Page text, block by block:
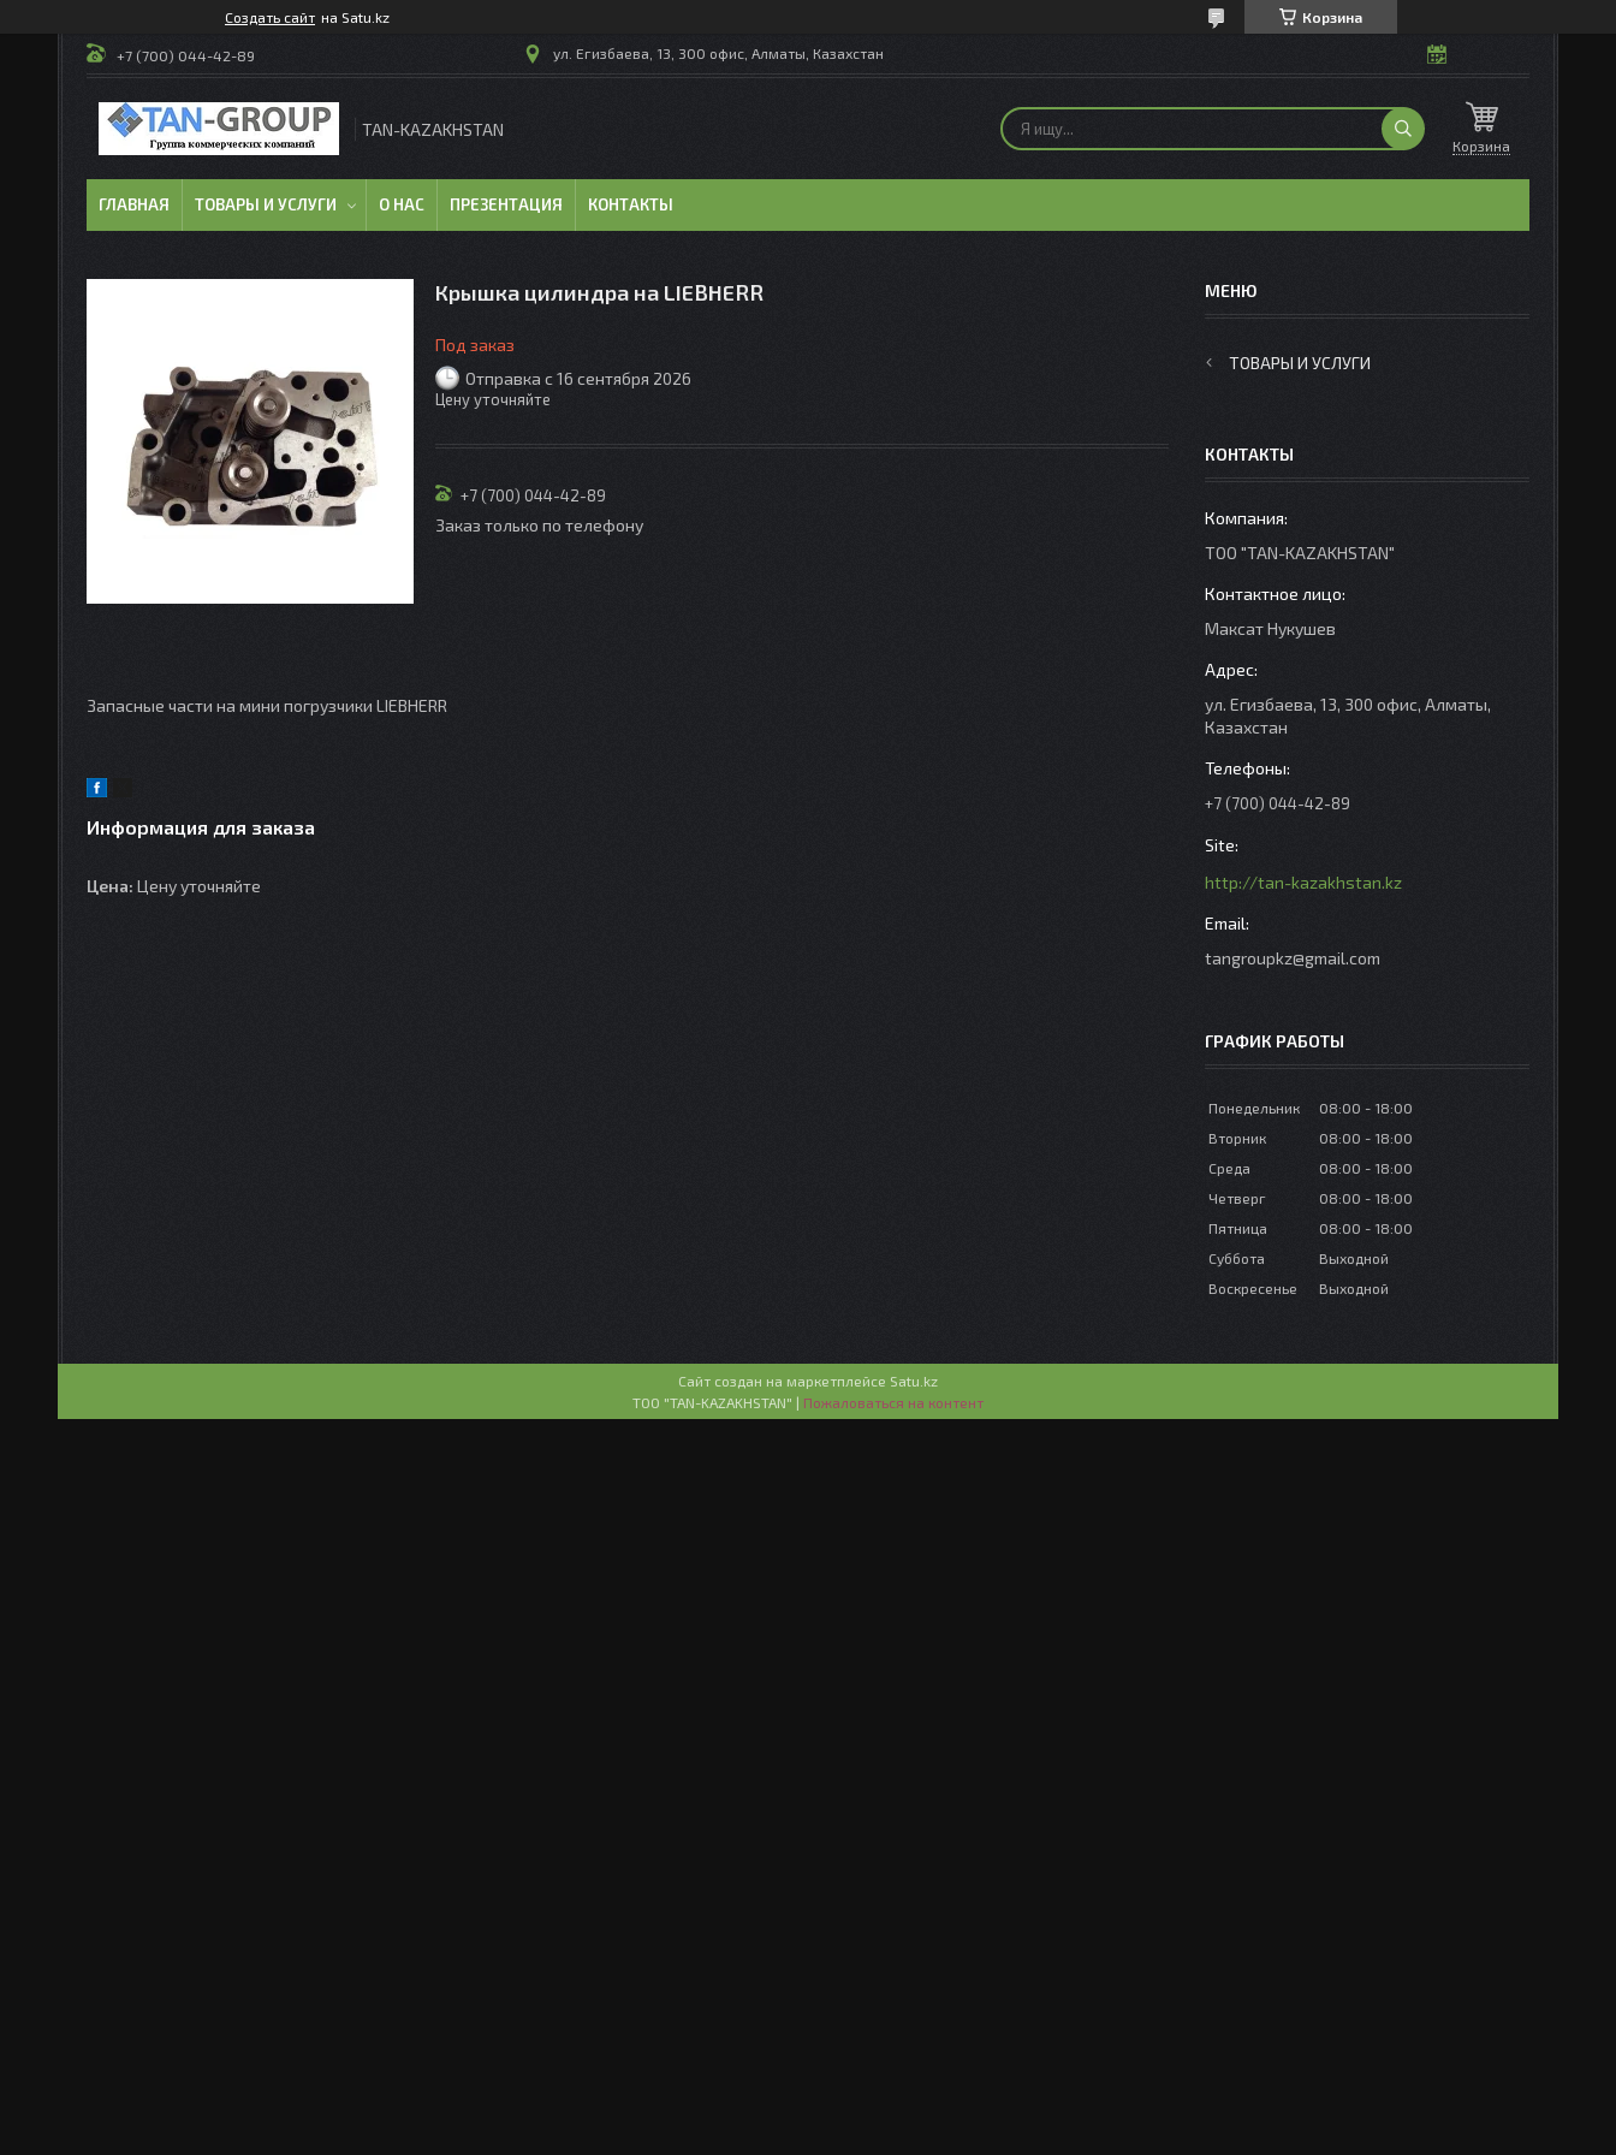
Создать сайт на Satu.kz Корзина
+7 (700) 044-42-89 ул. Егизбаева, 13, 300 офис, Алматы, Казахстан
TAN-KAZAKHSTAN
Корзина
ГЛАВНАЯ ТОВАРЫ И УСЛУГИ О НАС ПРЕЗЕНТАЦИЯ КОНТАКТЫ
Крышка цилиндра на LIEBHERR
Под заказ
Отправка с 16 сентября 2026
Цену уточняйте
+7 (700) 044-42-89
Заказ только по телефону
Запасные части на мини погрузчики LIEBHERR
Информация для заказа
Цена: Цену уточняйте
ТОВАРЫ И УСЛУГИ
КОНТАКТЫ
ТОО "TAN-KAZAKHSTAN"
Максат Нукушев
ул. Егизбаева, 13, 300 офис, Алматы,
Казахстан
+7 (700) 044-42-89
http://tan-kazakhstan.kz
tangroupkz@gmail.com
ГРАФИК РАБОТЫ
Понедельник 08:00
18:00
Вторник
08:00
18:00
Среда
08:00
18:00
Четверг
08:00
18:00
Пятница
08:00
18:00
Суббота
Выходной
Воскресенье
Выходной
Сайт создан на маркетплейсе Satu.kz
ТОО "TAN-KAZAKHSTAN" | Пожаловаться на контент